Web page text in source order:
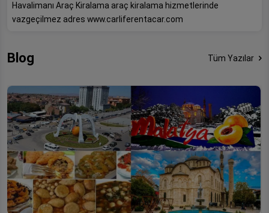
Havalimanı Araç Kiralama araç kiralama hizmetlerinde
vazgeçilmez adres www.carliferentacar.com
Blog Tüm Yazılar